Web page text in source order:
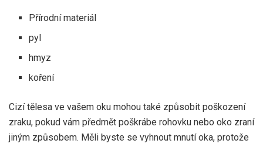
Přírodní materiál
pyl
hmyz
koření
Cizí tělesa ve vašem oku mohou také způsobit poškození
zraku, pokud vám předmět poškrábe rohovku nebo oko zraní
jiným způsobem. Měli byste se vyhnout mnutí oka, protože